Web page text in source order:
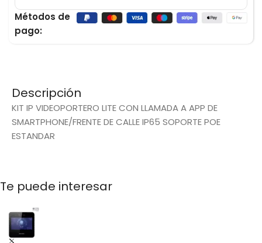
Métodos de
pago:
Descripción
KIT IP VIDEOPORTERO LITE CON LLAMADA A APP DE
SMARTPHONE/FRENTE DE CALLE IP65 SOPORTE POE
ESTANDAR
Te puede interesar